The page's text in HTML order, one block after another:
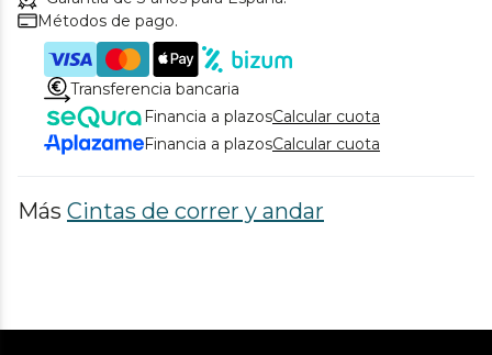
Métodos de pago.
Transferencia bancaria
Financia a plazosCalcular cuota
Financia a plazosCalcular cuota
Más Cintas de correr y andar